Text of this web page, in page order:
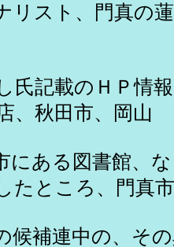
リスト、門真の
氏記載のＨＰ情
、秋田市、岡山
にある図書館、
たところ、門真市
候補連中の、そ